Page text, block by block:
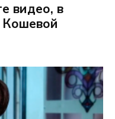
видео, в
Кошевой